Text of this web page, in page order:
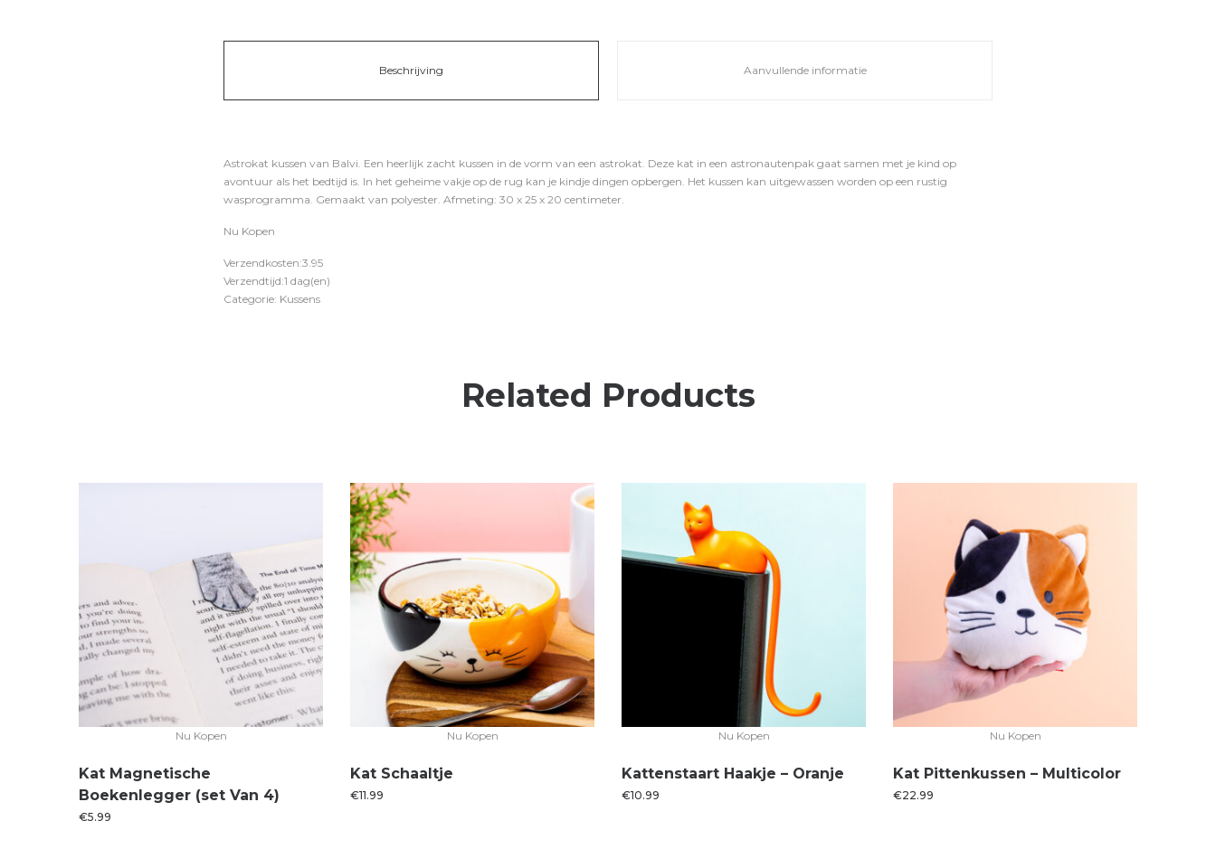
Beschrijving Aanvullende informatie
Astrokat kussen van Balvi. Een heerlijk zacht kussen in de vorm van een astrokat. Deze kat in een astronautenpak gaat samen met je kind op
avontuur als het bedtijd is. In het geheime vakje op de rug kan je kindje dingen opbergen. Het kussen kan uitgewassen worden op een rustig
wasprogramma. Gemaakt van polyester. Afmeting: 30 x 25 x 20 centimeter.
Nu Kopen
Verzendkosten:3.95
Verzendtijd:1 dag(en)
Categorie: Kussens
Related Products
Nu Kopen
Kat Magnetische
Boekenlegger (set Van 4)
€5.99
Nu Kopen
Kat Schaaltje
€11.99
Nu Kopen
Kattenstaart Haakje – Oranje
€10.99
Nu Kopen
Kat Pittenkussen – Multicolor
€22.99